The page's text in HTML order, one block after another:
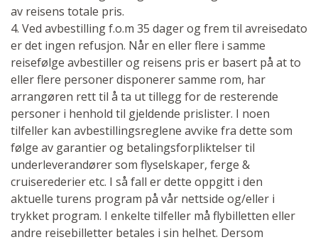
av reisens totale pris.
4. Ved avbestilling f.o.m 35 dager og frem til avreisedato
er det ingen refusjon. Når en eller flere i samme
reisefølge avbestiller og reisens pris er basert på at to
eller flere personer disponerer samme rom, har
arrangøren rett til å ta ut tillegg for de resterende
personer i henhold til gjeldende prislister. I noen
tilfeller kan avbestillingsreglene avvike fra dette som
følge av garantier og betalingsforpliktelser til
underleverandører som flyselskaper, ferge &
cruiserederier etc. I så fall er dette oppgitt i den
aktuelle turens program på vår nettside og/eller i
trykket program. I enkelte tilfeller må flybilletten eller
andre reisebilletter betales i sin helhet. Dersom